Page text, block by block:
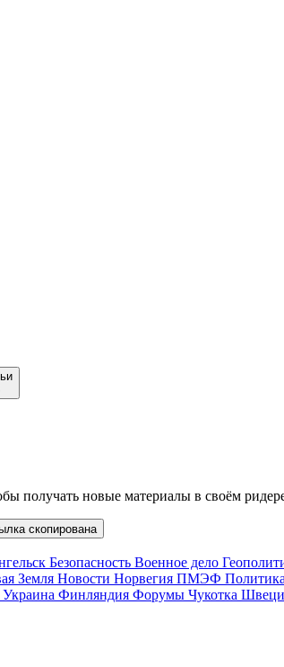
получать новые материалы в своём
скопирована
Безопасность Военное дело
Земля Новости Норвегия ПМЭФ Политика
Украина Финляндия Форумы Чукотка